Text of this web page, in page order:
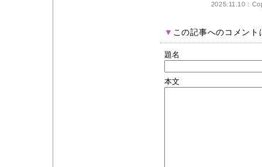
2025.11.10：
▼ この記事へのコメント
題名
本文